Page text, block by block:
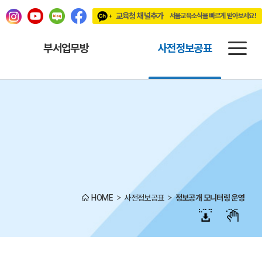
교육청 채널추가 서울교육소식을 빠르게 받아보세요!
빠르게 받아보세요!
부서업무방 사전정보공표
HOME 사전정보공표 정보공개 모니터링 운영